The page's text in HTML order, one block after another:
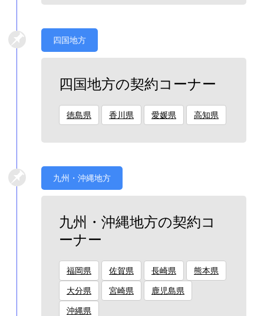
四国地方
四国地方の契約コーナー
徳島県 香川県 愛媛県 高知県
九州・沖縄地方
九州・沖縄地方の契約コ
ーナー
福岡県 佐賀県 長崎県 熊本県
大分県 宮崎県 鹿児島県
沖縄県